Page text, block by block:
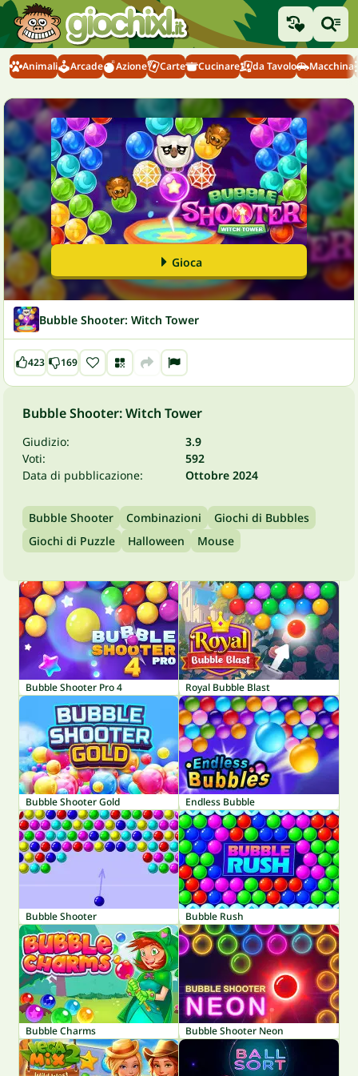
Animali Arcade Azione Carte Cucinare da Tavolo Macchina
Gioca
Bubble Shooter: Witch Tower
423 169
Bubble Shooter: Witch Tower
Giudizio:
3.9
Voti:
592
Data di pubblicazione:
Ottobre 2024
Bubble Shooter Combinazioni
Giochi di Bubbles
Giochi di Puzzle
Halloween Mouse
Bubble Shooter Pro 4 Royal Bubble Blast
Bubble Shooter Gold Endless Bubble
Bubble Shooter Bubble Rush
Bubble Charms Bubble Shooter Neon